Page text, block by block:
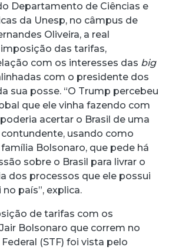
Departamento de Ciências e
da Unesp, no câmpus de
Oliveira, a real
das tarifas,
com os interesses das big
com o presidente dos
sua posse. “O Trump percebeu
que ele vinha fazendo com
acertar o Brasil de uma
usando como
Bolsonaro, que pede há
sobre o Brasil para livrar o
dos processos que ele possui
país”, explica.
de tarifas com os
Bolsonaro que correm no
(STF) foi vista pelo